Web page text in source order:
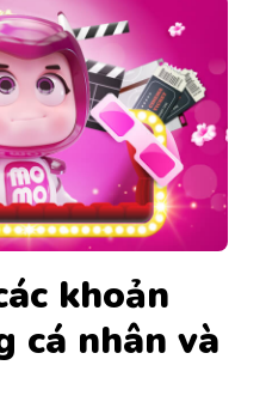
khoản
cá nhân và